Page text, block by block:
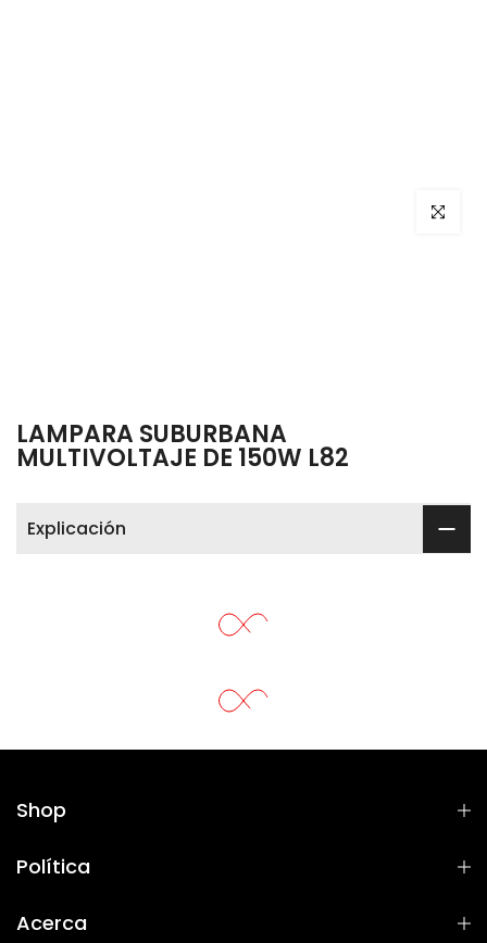
Haga
LAMPARA SUBURBANA
MULTIVOLTAJE DE 150W L82
Explicación
Shop
Política
Acerca